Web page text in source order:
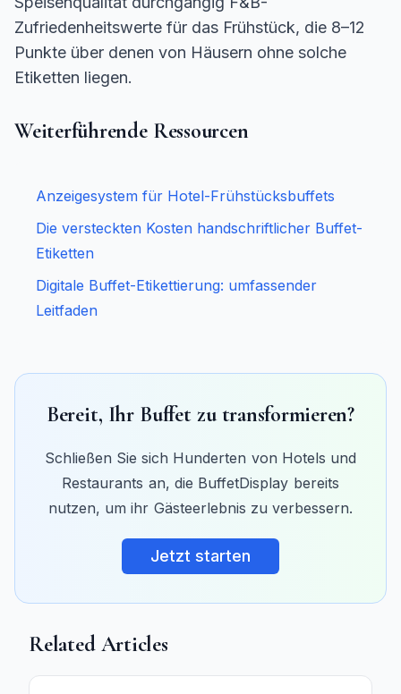
Zufriedenheitswerte für das Frühstück, die 8–12
Punkte über denen von Häusern ohne solche
Etiketten liegen.
Weiterführende Ressourcen
Anzeigesystem für Hotel-Frühstücksbuffets
Die versteckten Kosten handschriftlicher Buffet-
Etiketten
Digitale Buffet-Etikettierung: umfassender
Leitfaden
Bereit, Ihr Buffet zu transformieren?
Schließen Sie sich Hunderten von Hotels und
Restaurants an, die BuffetDisplay bereits
nutzen, um ihr Gästeerlebnis zu verbessern.
Jetzt starten
Related Articles